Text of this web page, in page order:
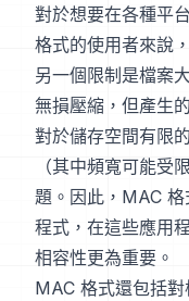
對於想要在各種平
格式的使用者來說
另一個限制是檔案
無損壓縮，但產生
對於儲存空間有限
（其中頻寬可能受
題。因此，MAC
程式，在這些應用
相容性更為重要。
MAC 格式還包括